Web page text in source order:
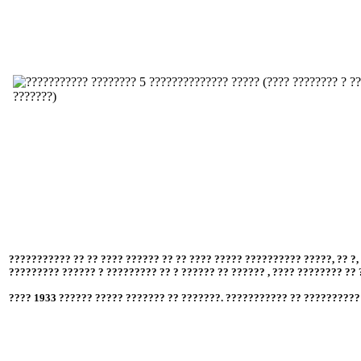
??????????? ?? ?? ???? ?????? ?? ?? ???? ????? ?????????? ?????, ??
????????? ?????? ? ????????? ?? ? ?????? ?? ?????? , ???? ????????
???? 1933 ?????? ????? ??????? ?? ???????. ??????????? ??